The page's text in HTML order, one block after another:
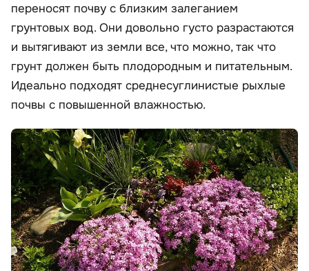
переносят почву с близким залеганием
грунтовых вод. Они довольно густо разрастаются
и вытягивают из земли все, что можно, так что
грунт должен быть плодородным и питательным.
Идеально подходят среднесуглинистые рыхлые
почвы с повышенной влажностью.